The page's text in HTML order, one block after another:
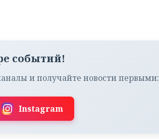
событий!
и получайте новости первыми:
Instagram